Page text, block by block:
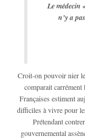
Le médecin
n’y a
Croit-on pouvoir nier
comparait carrément
Françaises estiment
difficiles à vivre pour
Prétendant
gouvernemental